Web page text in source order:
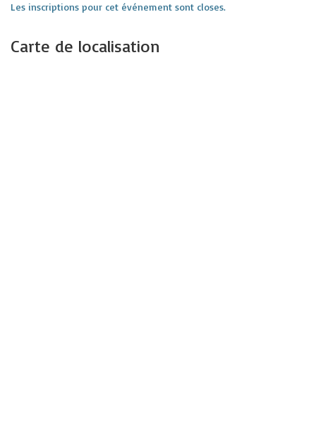
Les inscriptions pour cet événement sont closes.
Carte de localisation